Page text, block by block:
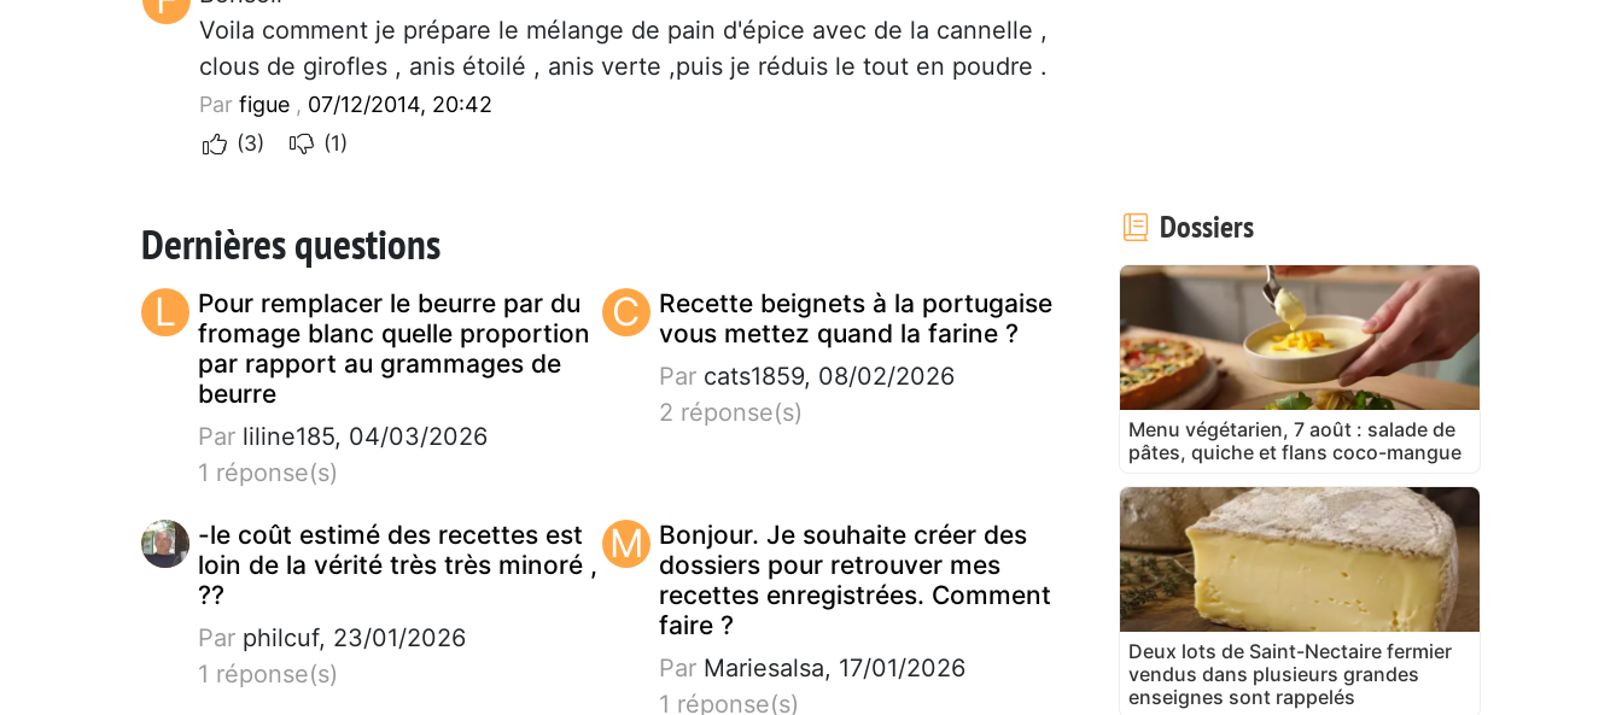
Voila comment je prépare le mélange de pain d'épice avec de la cannelle ,
clous de girofles , anis étoilé , anis verte ,puis je réduis le tout en poudre .
Par figue , 07/12/2014, 20:42
(3)
(1)
Dernières questions
L
Pour remplacer le beurre par du
fromage blanc quelle proportion
par rapport au grammages de
beurre
Par liline185, 04/03/2026
1 réponse(s)
C
Recette beignets à la portugaise
vous mettez quand la farine ?
Parcats1859, 08/02/2026
2 réponse(s)
-le coût estimé des recettes est
loin de la vérité très très minoré ,
??
Par philcuf, 23/01/2026
1 réponse(s)
M Bonjour. Je souhaite créer des
dossiers pour retrouver mes
recettes enregistrées. Comment
faire ?
ParMariesalsa, 17/01/2026
1 réponse(s)
Dossiers
Menu végétarien, 7 août : salade de
pâtes, quiche et flans coco-mangue
Deux lots de Saint-Nectaire fermier
vendus dans plusieurs grandes
enseignes sont rappelés